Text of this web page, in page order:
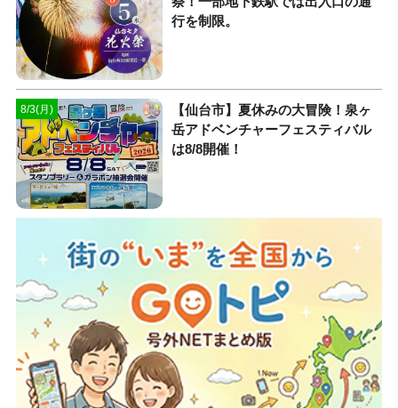
行を制限。
8/3(月)
【仙台市】夏休みの大冒険！泉ヶ
岳アドベンチャーフェスティバル
は8/8開催！